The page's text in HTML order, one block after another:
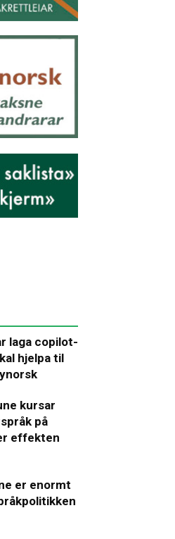
laga copilot-
hjelpa til
kursar
på
effekten
er enormt